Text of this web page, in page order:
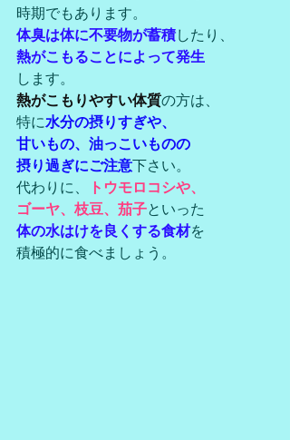
時期でもあります。
体臭は体に不要物が蓄積したり、
熱がこもることによって発生
します。
熱がこもりやすい体質の方は、
特に水分の摂りすぎや、
甘いもの、油っこいものの
摂り過ぎにご注意下さい。
代わりに、
トウモロコシや、
ゴーヤ、枝豆、茄子といった
体の水はけを良くする食材を
積極的に食べましょう。